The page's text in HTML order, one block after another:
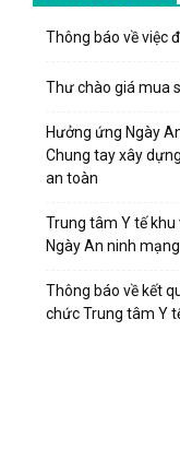
Thông báo về việc
Thư chào giá mua
Hưởng ứng Ngày
Chung tay xây
an toàn
Trung tâm Y tế
Ngày An ninh
Thông báo về kết
chức Trung tâm Y